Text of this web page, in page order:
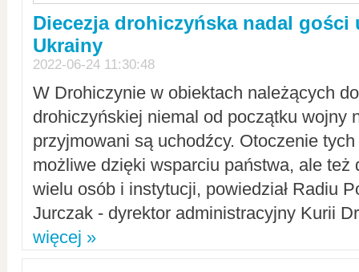
Diecezja drohiczyńska nadal gości
Ukrainy
2022-06-24 11:30:48
W Drohiczynie w obiektach należących
drohiczyńskiej niemal od początku wojny
przyjmowani są uchodźcy. Otoczenie
możliwe dzięki wsparciu państwa, ale też
wielu osób i instytucji, powiedział Radiu
Jurczak - dyrektor administracyjny Kurii
więcej »